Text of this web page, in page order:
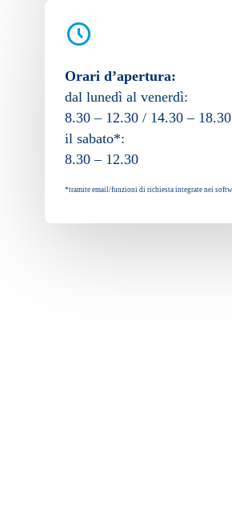
Orari d’apertura:
dal lunedì al venerdì:
8.30 – 12.30 / 14.30 – 18.30
il sabato*:
8.30 – 12.30
*tramite email/funzioni di richiesta integrate nei